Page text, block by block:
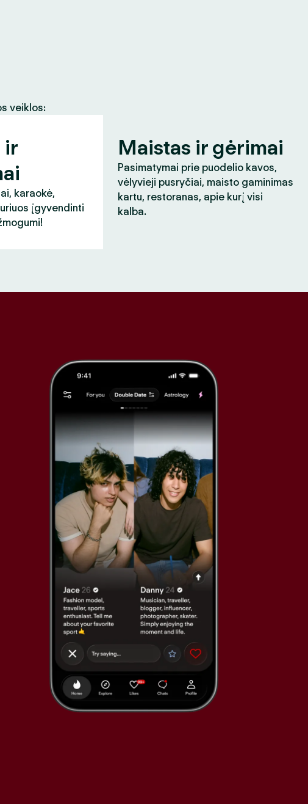
veiklos:
ir
karaokė,
įgyvendinti
Maistas ir gėrimai
Pasimatymai prie puodelio kavos,
vėlyvieji pusryčiai, maisto gaminimas
kartu, restoranas, apie kurį visi
kalba.